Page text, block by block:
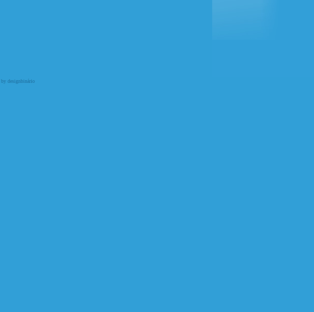
by designbinário